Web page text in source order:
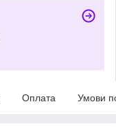
Оплата Умови